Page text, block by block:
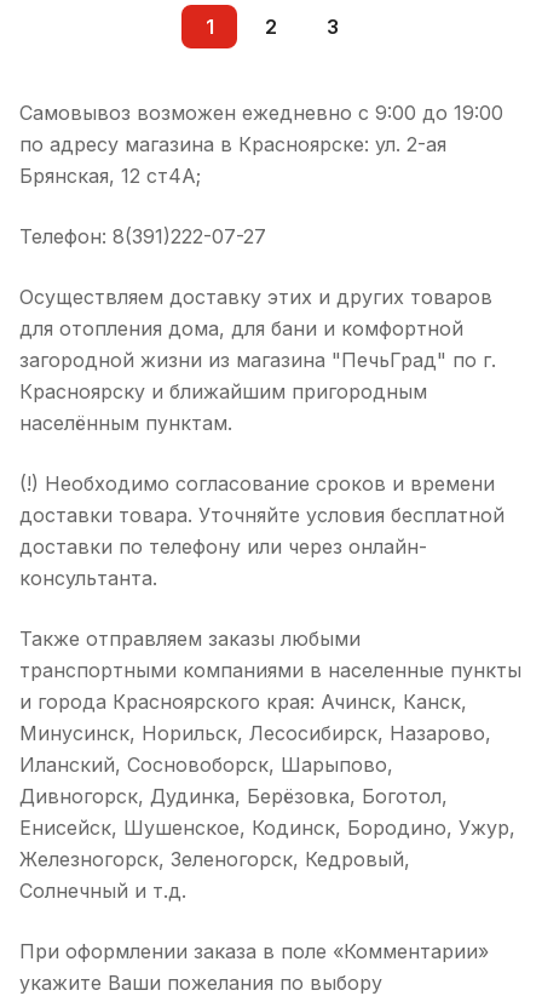
1 2 3
Самовывоз возможен ежедневно с 9:00 до 19:00
по адресу магазина в Красноярске: ул. 2-ая
Брянская, 12 ст4А;
Телефон: 8(391)222-07-27
Осуществляем доставку этих и других товаров
для отопления дома, для бани и комфортной
загородной жизни из магазина "ПечьГрад" по г.
Красноярску и ближайшим пригородным
населённым пунктам.
(!) Необходимо согласование сроков и времени
доставки товара. Уточняйте условия бесплатной
доставки по телефону или через онлайн-
консультанта.
Также отправляем заказы любыми
транспортными компаниями в населенные пункты
и города Красноярского края: Ачинск, Канск,
Минусинск, Норильск, Лесосибирск, Назарово,
Иланский, Сосновоборск, Шарыпово,
Дивногорск, Дудинка, Берёзовка, Боготол,
Енисейск, Шушенское, Кодинск, Бородино, Ужур,
Железногорск, Зеленогорск, Кедровый,
Солнечный и т.д.
При оформлении заказа в поле «Комментарии»
укажите Ваши пожелания по выбору